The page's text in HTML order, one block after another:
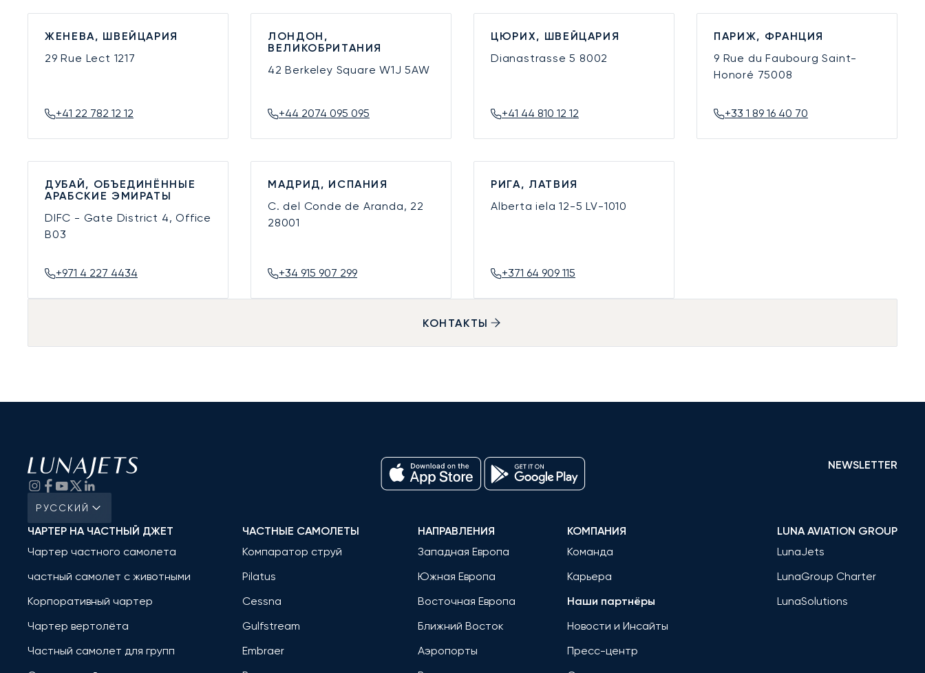
ЖЕНЕВА, ШВЕЙЦАРИЯ
29 Rue Lect 1217
+41 22 782 12 12
ЛОНДОН,
ВЕЛИКОБРИТАНИЯ
42 Berkeley SquareW1J 5AW
+44 2074 095 095
ЦЮРИХ, ШВЕЙЦАРИЯ
Dianastrasse 5 8002
+41 44 810 12 12
ПАРИЖ, ФРАНЦИЯ
9 Rue du Faubourg Saint-
Honoré 75008
+33 1 89 16 40 70
ДУБАЙ, ОБЪЕДИНЁННЫЕ
АРАБСКИЕ ЭМИРАТЫ
DIFC - Gate District 4, Office
B03
+971 4 227 4434
МАДРИД, ИСПАНИЯ
C. del Conde de Aranda, 22
28001
+34 915 907 299
РИГА, ЛАТВИЯ
Alberta iela 12-5LV-1010
+371 64 909 115
КОНТАКТЫ
РУССКИЙ
NEWSLETTER
ЧАРТЕР НА ЧАСТНЫЙ ДЖЕТ
Чартер частного самолета
частный самолет с животными
Корпоративный чартер
Чартер вертолёта
Частный самолет для групп
ЧАСТНЫЕ САМОЛЕТЫ
Компаратор струй
Pilatus
Cessna
Gulfstream
Embraer
НАПРАВЛЕНИЯ
Западная Европа
Южная Европа
Восточная Европа
Ближний Восток
Аэропорты
КОМПАНИЯ
Команда
Карьера
Наши партнёры
Новости и Инсайты
Пресс-центр
LUNA AVIATION GROUP
LunaJets
LunaGroup Charter
LunaSolutions